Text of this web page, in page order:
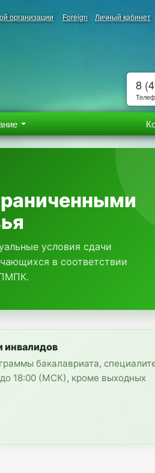
организации Foreign Личный кабинет
условия сдачи
в соответствии
инвалидов
бакалавриата,
18:00 (МСК), кроме выходных
8